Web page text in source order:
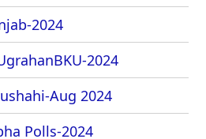
2024
2024
Aug 2024
Polls-2024